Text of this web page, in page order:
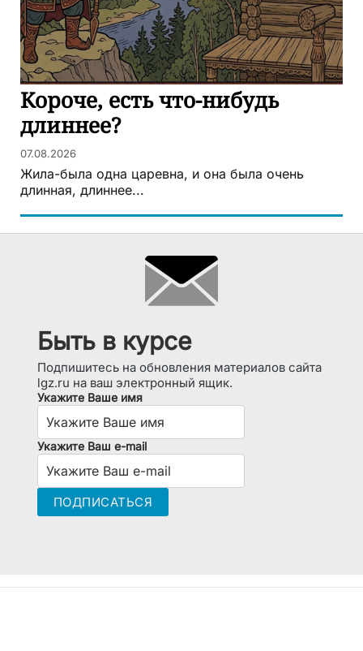
Короче, есть что-нибудь
длиннее?
07.08.2026
Жила-была одна царевна, и она была очень
длинная, длиннее...
Быть в курсе
Подпишитесь на обновления материалов сайта
lgz.ru на ваш электронный ящик.
Укажите Ваше имя
Укажите Ваш e-mail